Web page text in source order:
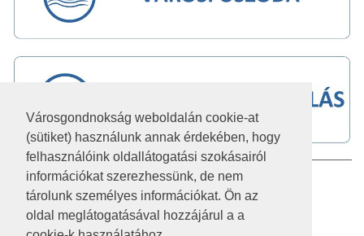
Városgondnokság weboldalán cookie-at
(sütiket) használunk annak érdekében, hogy
felhasználóink oldallátogatási szokásairól
információkat szerezhessünk, de nem
tárolunk személyes információkat. Ön az
oldal meglátogatásával hozzájárul a a
IMPRESSZUM
JOGI NYILATKOZAT